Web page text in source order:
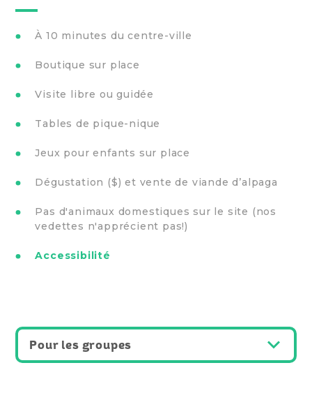
À 10 minutes du centre-ville
Boutique sur place
Visite libre ou guidée
Tables de pique-nique
Jeux pour enfants sur place
Dégustation ($) et vente de viande d’alpaga
Pas d'animaux domestiques sur le site (nos
vedettes n'apprécient pas!)
Accessibilité
Pour les groupes